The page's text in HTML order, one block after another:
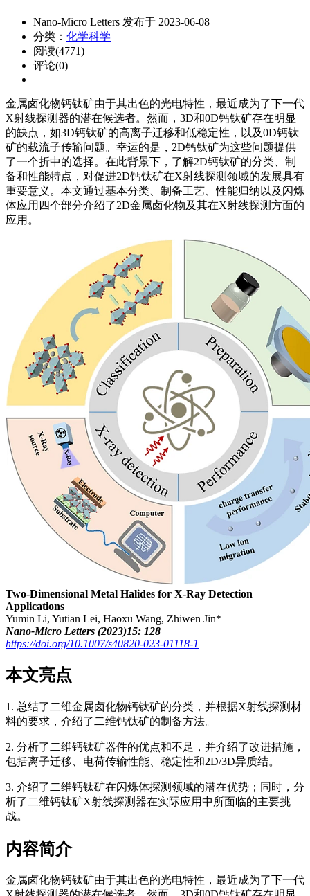
Nano-Micro Letters 发布于 2023-06-08
分类： 化学科学
阅读(4771)
评论(0)
金属卤化物钙钛矿由于其出色的光电特性，最近成为了下一代
X射线探测器的潜在候选者。然而，3D和0D钙钛矿存在明显
的缺点，如3D钙钛矿的高离子迁移和低稳定性，以及0D钙钛
矿的载流子传输问题。幸运的是，2D钙钛矿为这些问题提供
了一个折中的选择。在此背景下，了解2D钙钛矿的分类、制
备和性能特点，对促进2D钙钛矿在X射线探测领域的发展具有
重要意义。本文通过基本分类、制备工艺、性能归纳以及闪烁
体应用四个部分介绍了2D金属卤化物及其在X射线探测方面的
应用。
Two-Dimensional Metal Halides for X-Ray Detection
Applications
Yumin Li, Yutian Lei, Haoxu Wang, Zhiwen Jin*
Nano-Micro Letters (2023)15: 128
https://doi.org/10.1007/s40820-023-01118-1
本文亮点
1. 总结了二维金属卤化物钙钛矿的分类，并根据X射线探测材
料的要求，介绍了二维钙钛矿的制备方法。
2. 分析了二维钙钛矿器件的优点和不足，并介绍了改进措施，
包括离子迁移、电荷传输性能、稳定性和2D/3D异质结。
3. 介绍了二维钙钛矿在闪烁体探测领域的潜在优势；同时，分
析了二维钙钛矿X射线探测器在实际应用中所面临的主要挑
战。
内容简介
金属卤化物钙钛矿由于其出色的光电特性，最近成为了下一代